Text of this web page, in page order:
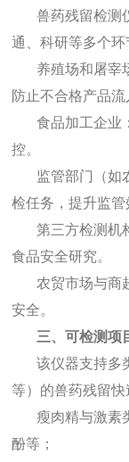
兽药残留检测
通、科研等多个环
养殖场和屠宰
防止不合格产品流
食品加工企业
控。
监管部门（如
检任务，提升监管
第三方检测机
食品安全研究。
农贸市场与商
安全。
三、可检测项
该仪器支持多
等）的兽药残留快
瘦肉精与激素
酚等；